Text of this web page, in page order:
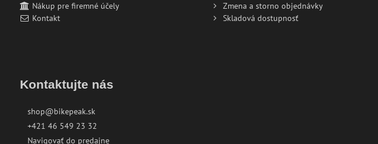
Nákup pre firemné účely
Kontakt
Zmena a storno objednávky
Skladová dostupnosť
Kontaktujte nás
shop@bikepeak.sk
+421 46 549 23 32
Navigovať do predajne